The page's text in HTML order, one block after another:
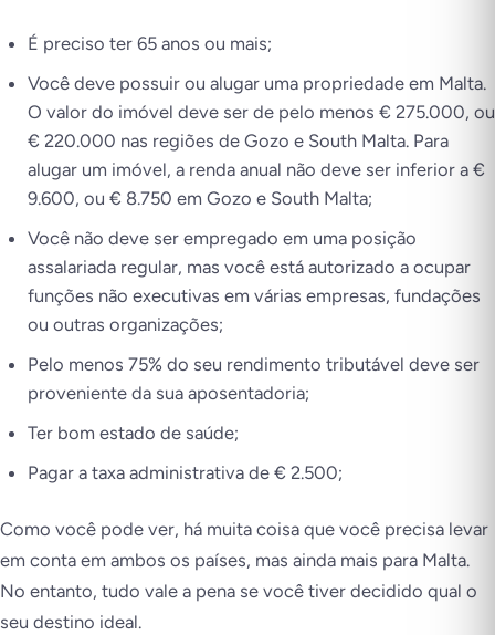
É preciso ter 65 anos ou mais;
Você deve possuir ou alugar uma propriedade em Malta.
O valor do imóvel deve ser de pelo menos € 275.000, ou
€ 220.000 nas regiões de Gozo e South Malta. Para
alugar um imóvel, a renda anual não deve ser inferior a €
9.600, ou € 8.750 em Gozo e South Malta;
Você não deve ser empregado em uma posição
assalariada regular, mas você está autorizado a ocupar
funções não executivas em várias empresas, fundações
ou outras organizações;
Pelo menos 75% do seu rendimento tributável deve ser
proveniente da sua aposentadoria;
Ter bom estado de saúde;
Pagar a taxa administrativa de € 2.500;
Como você pode ver, há muita coisa que você precisa levar
em conta em ambos os países, mas ainda mais para Malta.
No entanto, tudo vale a pena se você tiver decidido qual o
seu destino ideal.